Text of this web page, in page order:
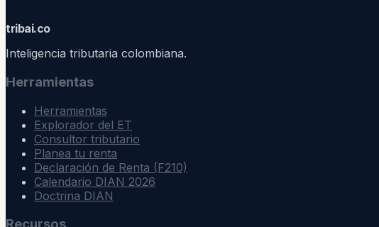
tribai.co
Inteligencia tributaria colombiana.
Herramientas
Herramientas
Explorador del ET
Consultor tributario
Planea tu renta
Declaración de Renta (F210)
Calendario DIAN 2026
Doctrina DIAN